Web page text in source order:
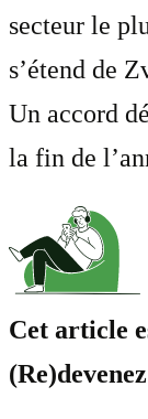
secteur le
s’étend de
Un accord
la fin de
Cet article